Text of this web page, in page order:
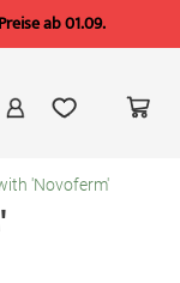
ab 01.09.
'Novoferm'